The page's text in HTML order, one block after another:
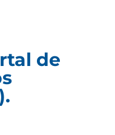
de